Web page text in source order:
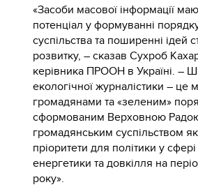
«Засоби масової інформації
потенціал у формуванні
суспільства та поширенні ідей
розвитку, – сказав Сухроб
керівника ПРООН в Україні. –
екологічної журналістики – це
громадянами та «зеленим»
сформованим Верховною
громадянським суспільством
пріоритети для політики у сфері
енергетики та довкілля на
року».